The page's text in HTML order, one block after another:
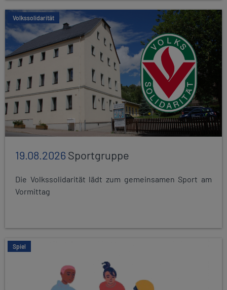
Volkssolidarität
19.08.2026Sportgruppe
Die Volkssolidarität lädt zum gemeinsamen Sport am
Vormittag
Spiel